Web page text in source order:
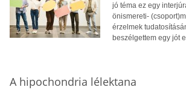
jó téma ez egy
önismereti-
érzelmek
beszélgettem egy jót
A hipochondria lélektana